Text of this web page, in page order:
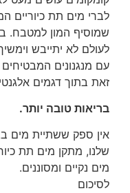
לברי מים תת כיוריים
שמוסיף המון למטבח.
לעולם לא יתייבש
עם מנגנונים
זאת בתוך דגמים
בריאות טובה יותר.
אין ספק ששתיית מים
שלנו, מתקן מים תת
מים נקיים ומסוננים.
לסיכום